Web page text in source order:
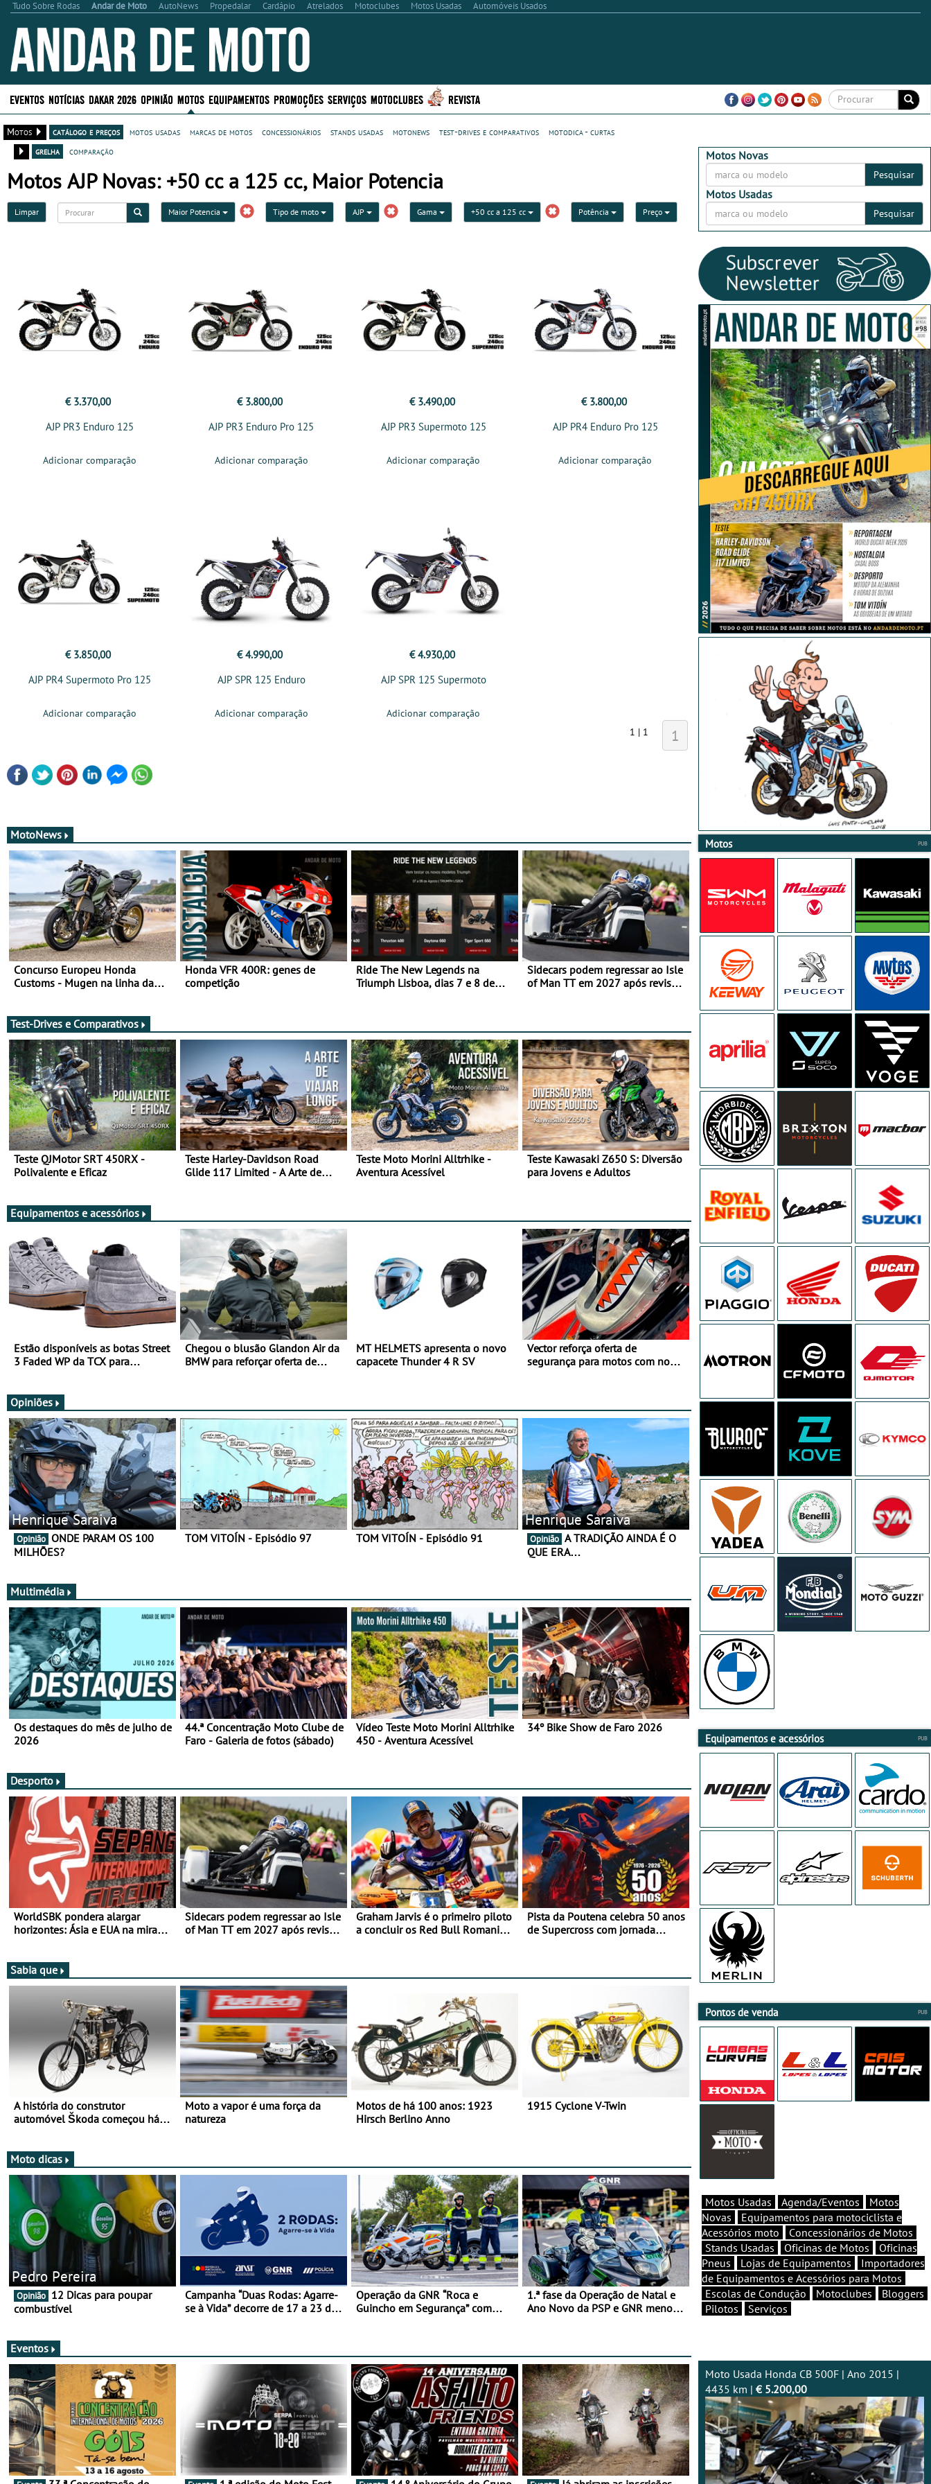
Tudo Sobre Rodas Andar de Moto AutoNews Propedalar Cardápio Atrelados Motoclubes Motos Usadas Automóveis Usados
EVENTOS NOTÍCIAS DAKAR 2026 OPINIÃO MOTOS EQUIPAMENTOS PROMOÇÕES SERVIÇOS MOTOCLUBES REVISTA
Motos catálogo e preços motos usadas marcas de motos concessionários stands usadas motonews test-drives e comparativos
motodica - curtas
grelha
comparação
Motos AJP Novas: +50 cc a 125 cc, Maior Potencia
Limpar Maior Potencia Tipo de moto AJP Gama +50 cc a 125 cc Potência Preço
€ 3.370,00
AJP PR3 Enduro 125
Adicionar comparação
€ 3.800,00
AJP PR3 Enduro Pro 125
Adicionar comparação
€ 3.490,00
AJP PR3 Supermoto 125
Adicionar comparação
€ 3.800,00
AJP PR4 Enduro Pro 125
Adicionar comparação
€ 3.850,00
AJP PR4 Supermoto Pro 125
Adicionar comparação
€ 4.990,00
AJP SPR 125 Enduro
Adicionar comparação
€ 4.930,00
AJP SPR 125 Supermoto
Adicionar comparação
1 | 1
1
MotoNews
Concurso Europeu Honda
Customs - Mugen na linha da
Honda VFR 400R: genes de
competição
Ride The New Legends na
Triumph Lisboa, dias 7 e 8 de
Sidecars podem regressar ao Isle
of Man TT em 2027 após revisão
Test-Drives e Comparativos
Teste QJMotor SRT 450RX -
Polivalente e Eficaz
Teste Harley-Davidson Road
Glide 117 Limited - A Arte de
Teste Moto Morini Alltrhike -
Aventura Acessível
Teste Kawasaki Z650 S: Diversão
para Jovens e Adultos
Equipamentos e acessórios
Estão disponíveis as botas Street
3 Faded WP da TCX para
Chegou o blusão Glandon Air da
BMW para reforçar oferta de
MT HELMETS apresenta o novo
capacete Thunder 4 R SV
Vector reforça oferta de
segurança para motos com nova
Opiniões
Henrique Saraiva
Opinião
MILHÕES?
TOM VITOÍN - Episódio 97 TOM VITOÍN - Episódio 91
Henrique Saraiva
Opinião
QUE ERA…
Multimédia
Os destaques do mês de julho de
2026
44.ª Concentração Moto Clube de
Faro - Galeria de fotos (sábado)
Vídeo Teste Moto Morini Alltrhike
450 - Aventura Acessível
34º Bike Show de Faro 2026
Desporto
WorldSBK pondera alargar
horizontes: Ásia e EUA na mira
Sidecars podem regressar ao Isle
of Man TT em 2027 após revisão
Graham Jarvis é o primeiro piloto
a concluir os Red Bull Romaniacs
Pista da Poutena celebra 50 anos
de Supercross com jornada
Sabia que
A história do construtor
automóvel Škoda começou há
Moto a vapor é uma força da
natureza
Motos de há 100 anos: 1923
Hirsch Berlino Anno
1915 Cyclone V-Twin
Moto dicas
Pedro Pereira
Opinião
combustível
Campanha “Duas Rodas: Agarre-
se à Vida” decorre de 17 a 23 de
Operação da GNR “Roca e
Guincho em Segurança” com
1.ª fase da Operação de Natal e
Ano Novo da PSP e GNR menos
Eventos
Motos Novas
Pesquisar
Motos Usadas
Pesquisar
Motos
Equipamentos e acessórios
Pontos de venda
Motos Usadas Agenda/Eventos
Motos
Novas
Equipamentos para motociclista e
Acessórios moto
Concessionários de Motos
Stands Usadas
Oficinas de Motos
Oficinas
Pneus
Lojas de Equipamentos
Importadores
de Equipamentos e Acessórios para Motos
Escolas de Condução
Motoclubes
Bloggers
Pilotos
Serviços
Moto Usada Honda CB 500F | Ano 2015 |
4435 km | € 5.200,00